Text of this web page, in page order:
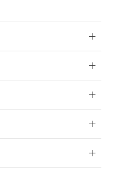
録
お客様との取
れている法人を
非含有証明書
基準）
含有を証明す
での期間は出
ことから備考
した。
庫切替を完了